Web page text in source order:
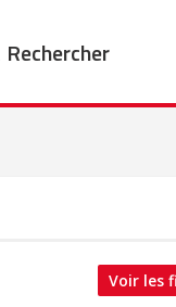
Rechercher
Voir les